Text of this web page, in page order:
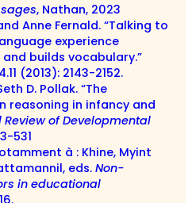
, Nathan, 2023
Anne Fernald. “Talking to
experience
builds vocabulary.”
(2013): 2143-2152.
D. Pollak. “The
reasoning in infancy and
Review of Developmental
531
à : Khine, Myint
eds. Non-
in educational